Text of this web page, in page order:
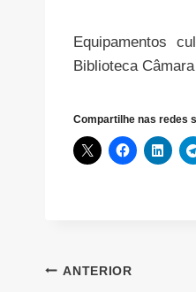
Equipamentos
Biblioteca
Compartilhe nas redes
Navegação
ANTERIOR